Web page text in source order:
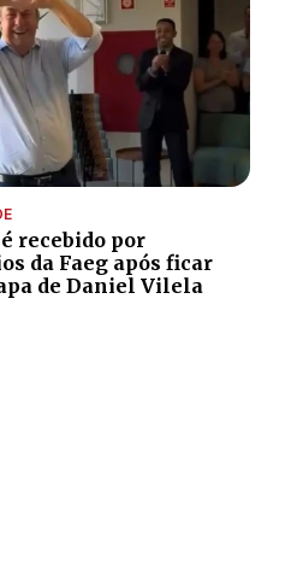
recebido por
da Faeg após ficar
de Daniel Vilela